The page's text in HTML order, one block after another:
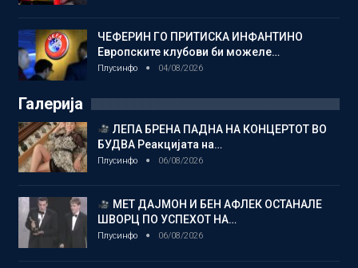
ЧЕФЕРИН ГО ПРИТИСКА ИНФАНТИНО
Европските клубови би можеле…
Плусинфо 04/08/2026
Галерија
ЛЕПА БРЕНА ПАДНА НА КОНЦЕРТОТ ВО
БУДВА Реакцијата на…
Плусинфо 06/08/2026
МЕТ ДАЈМОН И БЕН АФЛЕК ОСТАНАЛЕ
ШВОРЦ ПО УСПЕХОТ НА…
Плусинфо 06/08/2026